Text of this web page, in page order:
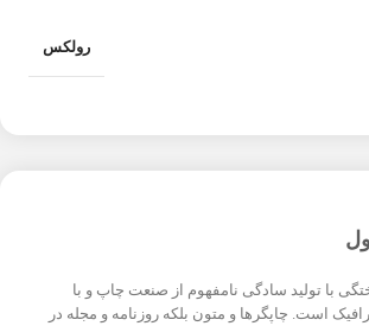
با تولید سادگی نامفهوم از صنعت چاپ و با
است. چاپگرها و متون بلکه روزنامه و مجله در
رولکس